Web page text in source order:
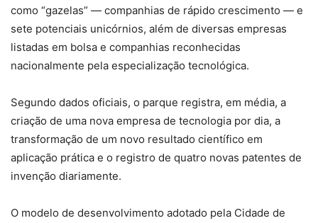
como “gazelas” — companhias de rápido crescimento — e
sete potenciais unicórnios, além de diversas empresas
listadas em bolsa e companhias reconhecidas
nacionalmente pela especialização tecnológica.
Segundo dados oficiais, o parque registra, em média, a
criação de uma nova empresa de tecnologia por dia, a
transformação de um novo resultado científico em
aplicação prática e o registro de quatro novas patentes de
invenção diariamente.
O modelo de desenvolvimento adotado pela Cidade de